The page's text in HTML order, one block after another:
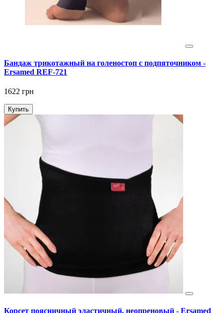
Бандаж трикотажный на голеностоп с подпяточником -
Ersamed REF-721
1622 грн
Купить
Корсет поясничный эластичный, неопреновый - Ersamed